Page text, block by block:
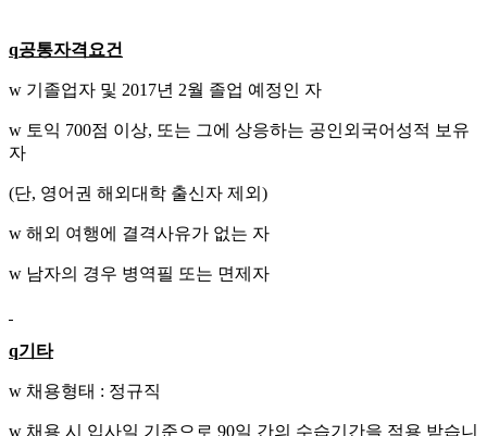
q공통자격요건
w 기졸업자 및 2017년 2월 졸업 예정인 자
w 토익 700점 이상, 또는 그에 상응하는 공인외국어성적 보유
자
(단, 영어권 해외대학 출신자 제외)
w 해외 여행에 결격사유가 없는 자
w 남자의 경우 병역필 또는 면제자
q기타
w 채용형태 : 정규직
w 채용 시 입사일 기준으로 90일 간의 수습기간을 적용 받습니